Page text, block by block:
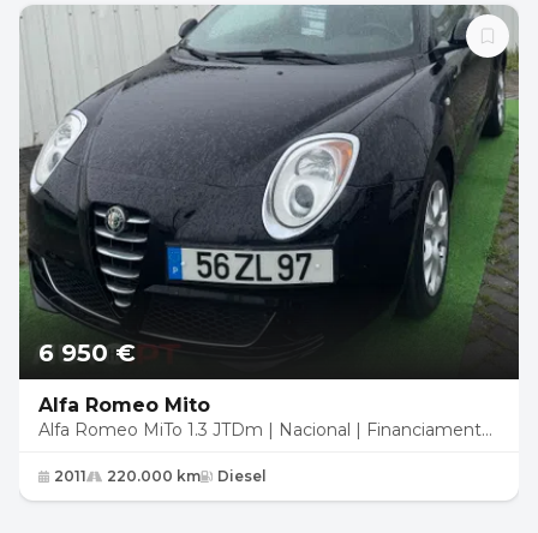
6 950 €
Alfa Romeo Mito
Alfa Romeo MiTo 1.3 JTDm | Nacional | Financiamento
2011 220.000 km Diesel